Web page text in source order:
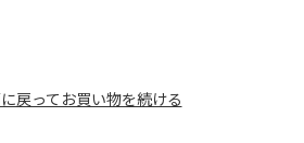
戻ってお買い物を続ける